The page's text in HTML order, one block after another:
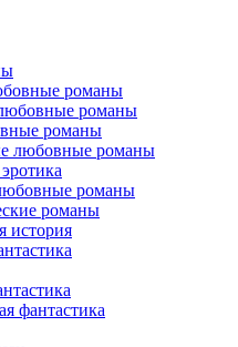
романы
романы
романы
любовные романы
романы
романы
история
фантастика